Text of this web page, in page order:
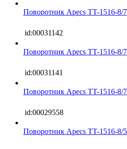
Поворотник Apecs TT-1516-8/
id:00031142
Поворотник Apecs TT-1516-8/
id:00031141
Поворотник Apecs TT-1516-8/
id:00029558
Поворотник Apecs TT-1516-8/